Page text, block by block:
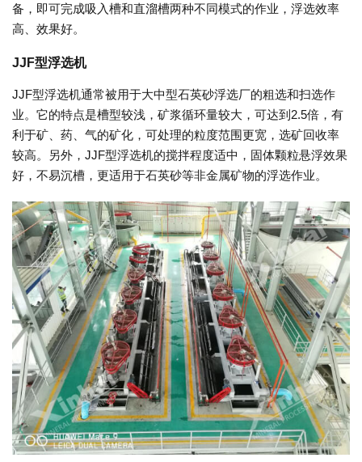
备，即可完成吸入槽和直溜槽两种不同模式的作业，浮选效率
高、效果好。
JJF型浮选机
JJF型浮选机通常被用于大中型石英砂浮选厂的粗选和扫选作
业。它的特点是槽型较浅，矿浆循环量较大，可达到2.5倍，有
利于矿、药、气的矿化，可处理的粒度范围更宽，选矿回收率
较高。另外，JJF型浮选机的搅拌程度适中，固体颗粒悬浮效果
好，不易沉槽，更适用于石英砂等非金属矿物的浮选作业。